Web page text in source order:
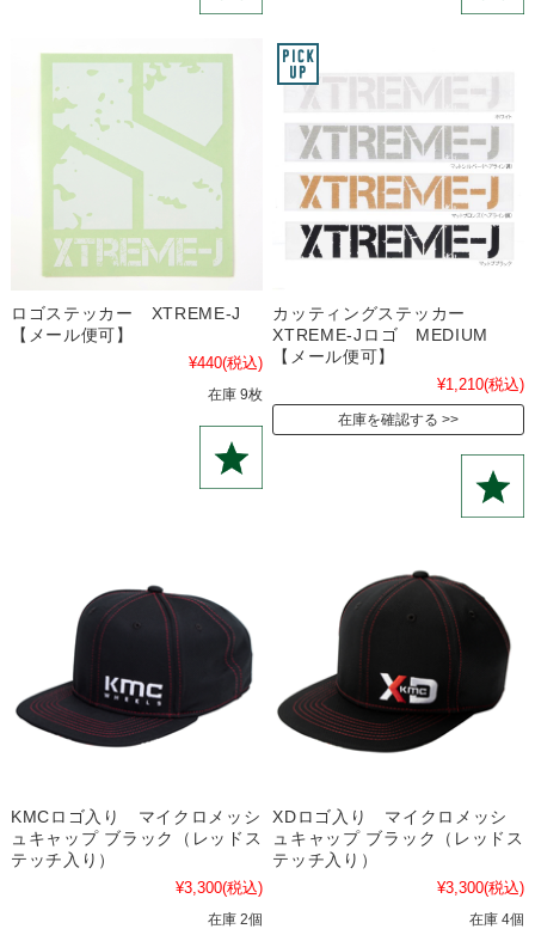
ロゴステッカー XTREME-J
【メール便可】
¥440(税込)
在庫 9枚
カッティングステッカー
XTREME-Jロゴ MEDIUM
【メール便可】
¥1,210(税込)
在庫を確認する
KMCロゴ入り マイクロメッシ
ュキャップ ブラック（レッドス
テッチ入り）
¥3,300(税込)
在庫 2個
XDロゴ入り マイクロメッシ
ュキャップ ブラック（レッドス
テッチ入り）
¥3,300(税込)
在庫 4個